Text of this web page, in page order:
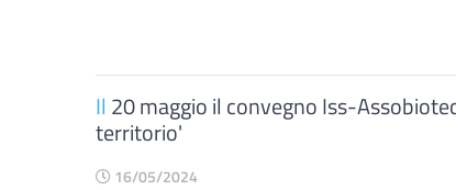
Il 20 maggio il convegno Iss-
territorio'
16/05/2024